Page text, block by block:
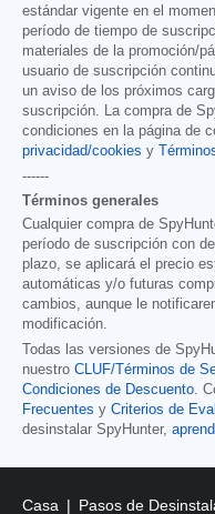
estándar vigente en el
período de tiempo de
materiales de la promoción/
usuario de suscripción
un aviso de los próximos
suscripción. La compra de
condiciones en la página de
privacidad/cookies y
------
Términos generales
Cualquier compra de
período de suscripción con
plazo, se aplicará el precio
automáticas y/o futuras
cambios, aunque le
modificación.
Todas las versiones de
nuestro CLUF/Términos de
Condiciones de Descuento.
Frecuentes y Criterios de
desinstalar SpyHunter,
Casa Pasos de